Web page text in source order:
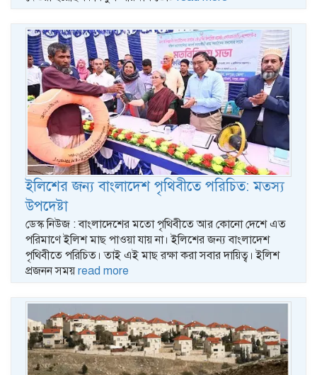
ইলিশের জন্য বাংলাদেশ পৃথিবীতে পরিচিত: মত্স্য
উপদেষ্টা
ডেস্ক নিউজ : বাংলাদেশের মতো পৃথিবীতে আর কোনো দেশে এত
পরিমাণে ইলিশ মাছ পাওয়া যায় না। ইলিশের জন্য বাংলাদেশ
পৃথিবীতে পরিচিত। তাই এই মাছ রক্ষা করা সবার দায়িত্ব। ইলিশ
প্রজনন সময়read more